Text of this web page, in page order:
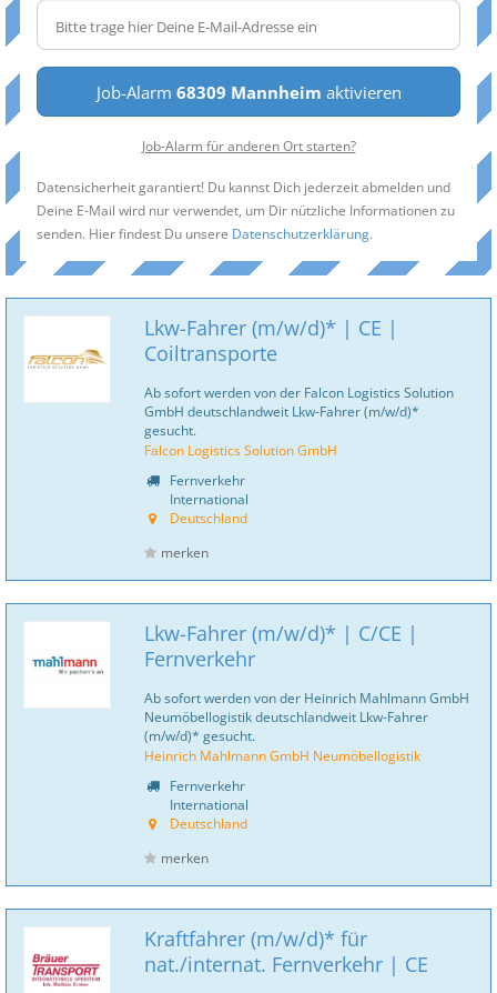
Job-Alarm 68309 Mannheim aktivieren
Job-Alarm für anderen Ort starten?
Datensicherheit garantiert! Du kannst Dich jederzeit abmelden und
Deine E-Mail wird nur verwendet, um Dir nützliche Informationen zu
senden. Hier findest Du unsere Datenschutzerklärung.
Lkw-Fahrer (m/w/d)* | CE |
Coiltransporte
Ab sofort werden von der Falcon Logistics Solution
GmbH deutschlandweit Lkw-Fahrer (m/w/d)*
gesucht.
Falcon Logistics Solution GmbH
Fernverkehr
International
Deutschland
merken
Lkw-Fahrer (m/w/d)* | C/CE |
Fernverkehr
Ab sofort werden von der Heinrich Mahlmann GmbH
Neumöbellogistik deutschlandweit Lkw-Fahrer
(m/w/d)* gesucht.
Heinrich Mahlmann GmbH Neumöbellogistik
Fernverkehr
International
Deutschland
merken
Kraftfahrer (m/w/d)* für
nat./internat. Fernverkehr | CE